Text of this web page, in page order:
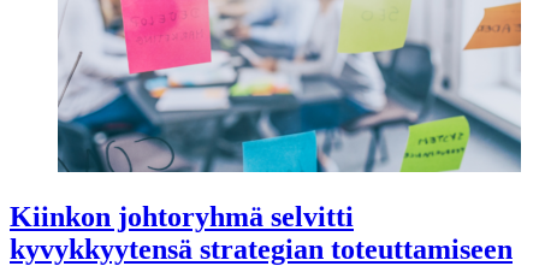
Kiinkon johtoryhmä selvitti
kyvykkyytensä strategian toteuttamiseen